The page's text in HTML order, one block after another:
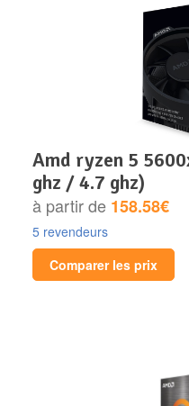
amd ryzen 5 5600xt wraith stealth (3.7
ghz / 4.7 ghz)
à partir de 158.58€
5 revendeurs
Comparer les prix